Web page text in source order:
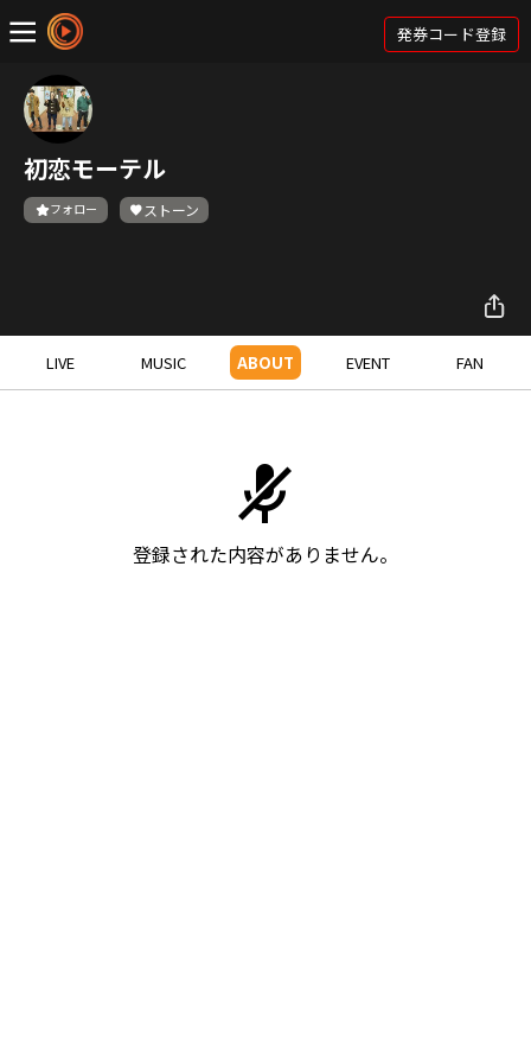
発券コード登録
初恋モーテル
フォロー ストーン
LIVE MUSIC ABOUT EVENT FAN
登録された内容がありません。